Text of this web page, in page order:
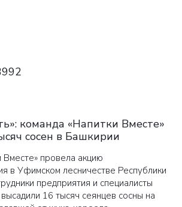
команда «Напитки Вместе»
сосен в Башкирии
Вместе» провела акцию
в Уфимском лесничестве Республики
предприятия и специалисты
16 тысяч сеянцев сосны на